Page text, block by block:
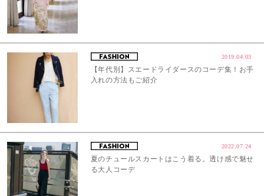
2019.04.03
【年代別】スエードライダースのコーデ集！お手
入れの方法もご紹介
2022.07.24
夏のチュールスカートはこう着る。透け感で魅せ
る大人コーデ